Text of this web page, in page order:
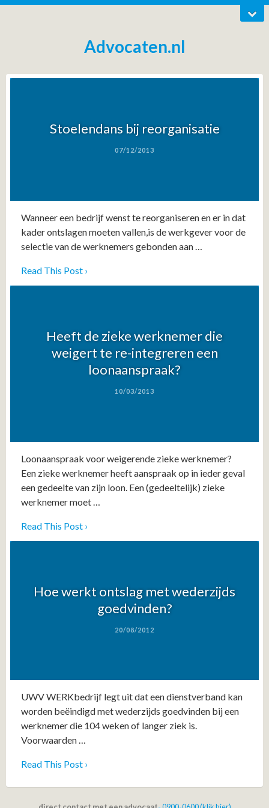
Advocaten.nl
Stoelendans bij reorganisatie
07/12/2013
Wanneer een bedrijf wenst te reorganiseren en er in dat
kader ontslagen moeten vallen,is de werkgever voor de
selectie van de werknemers gebonden aan …
Read This Post ›
Heeft de zieke werknemer die
weigert te re-integreren een
loonaanspraak?
10/03/2013
Loonaanspraak voor weigerende zieke werknemer?
Een zieke werknemer heeft aanspraak op in ieder geval
een gedeelte van zijn loon. Een (gedeeltelijk) zieke
werknemer moet …
Read This Post ›
Hoe werkt ontslag met wederzijds
goedvinden?
20/08/2012
UWV WERKbedrijf legt uit dat een dienstverband kan
worden beëindigd met wederzijds goedvinden bij een
werknemer die 104 weken of langer ziek is.
Voorwaarden …
Read This Post ›